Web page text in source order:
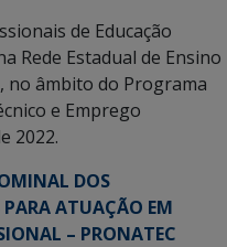
de Educação
Rede Estadual de Ensino
no âmbito do Programa
e Emprego
2022.
DOS
ATUAÇÃO EM
– PRONATEC